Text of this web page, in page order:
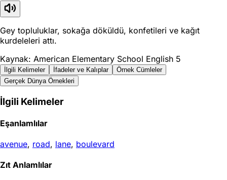
Gey topluluklar, sokağa döküldü, konfetileri ve kağıt
kurdeleleri attı.
Kaynak: American Elementary School English 5
İlgili Kelimeler İfadeler ve Kalıplar
Örnek Cümleler
Gerçek Dünya Örnekleri
İlgili Kelimeler
Eşanlamlılar
avenue, road, lane, boulevard
Zıt Anlamlılar